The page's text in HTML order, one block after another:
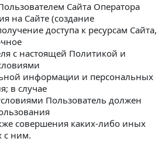
Сайта Оператора
на Сайте (создание
доступа к ресурсам Сайта,
с настоящей Политикой и
информации и персональных
в случае
Пользователь должен
совершения каких-либо иных
с ним.